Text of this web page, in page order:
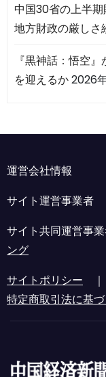
中国30省の上半
地方財政の厳しさ
『黒神話：悟空
を迎えるか2026
運営会社情報
サイト運営事業者
サイト共同運営事
ング
サイトポリシー
特定商取引法に基